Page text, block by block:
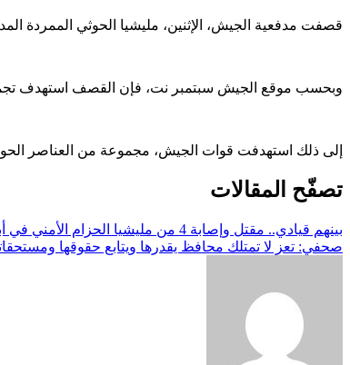
قصفت مدفعية الجيش، الإثنين، مليشيا الحوثي الممردة
وبحسب موقع الجيش سبتمبر نت، فإن القصف استهدف
إلى ذلك استهدفت قوات الجيش، مجموعة من العناصر
تصفّح المقالات
بينهم قيادي.. مقتل وإصابة 4 من مليشيا الحزام الأمني في أبين
صحفي: تعز لا تمتلك محافظ يقدرها ويتابع حقوقها